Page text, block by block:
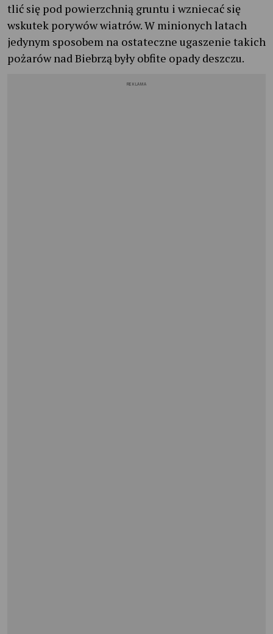
tlić się pod powierzchnią gruntu i wzniecać się
wskutek porywów wiatrów. W minionych latach
jedynym sposobem na ostateczne ugaszenie takich
pożarów nad Biebrzą były obfite opady deszczu.
REKLAMA